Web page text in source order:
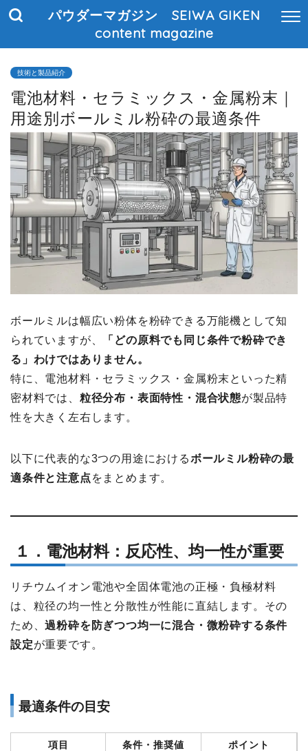
パウダーマガジン SEIWA GIKEN
content magazine
技術と製品紹介
電池材料・セラミックス・金属粉末｜
用途別ボールミル粉砕の最適条件
ボールミルは幅広い粉体を粉砕できる万能機として知
られていますが、
「どの原料でも同じ条件で粉砕でき
る」わけではありません。
特に、電池材料・セラミックス・金属粉末といった精
密材料では、 粒径分布・表面特性・混合状態が製品特
性を大きく左右します。
以下に代表的な3つの用途におけるボールミル粉砕の最
適条件と注意点 をまとめます。
１．電池材料：反応性、均一性が重要
リチウムイオン電池や全固体電池の正極・負極材料
は、粒径の均一性と分散性が性能に直結します。その
ため、過粉砕を防ぎつつ均一に混合・微粉砕する条件
設定が重要です。
最適条件の目安
項目 条件・推奨値 ポイント